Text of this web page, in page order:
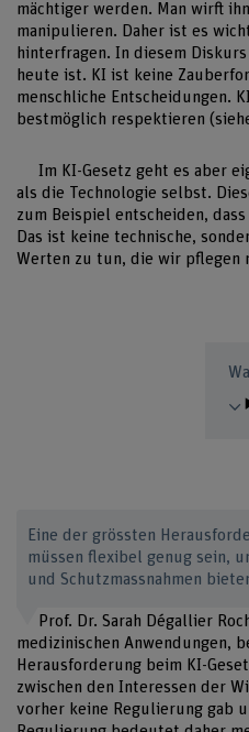
mächtiger werden. Man wirft
manipulieren. Daher ist es
hinterfragen. In diesem
heute ist. KI ist keine
menschliche Entscheidungen.
bestmöglich respektieren
Im KI-Gesetz geht es aber
als die Technologie selbst.
zum Beispiel entscheiden,
Das ist keine technische,
Werten zu tun, die wir pflegen
Eine der grössten
müssen flexibel genug sein,
und Schutzmassnahmen
Prof. Dr. Sarah Dégallier
medizinischen Anwendungen,
Herausforderung beim KI-
zwischen den Interessen der
vorher keine Regulierung gab